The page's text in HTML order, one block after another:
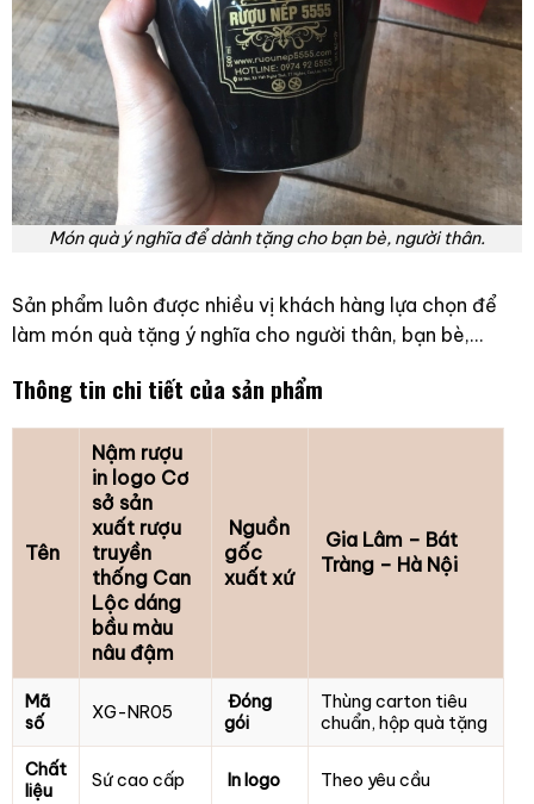
Món quà ý nghĩa để dành tặng cho bạn bè, người thân.
Sản phẩm luôn được nhiều vị khách hàng lựa chọn để
làm món quà tặng ý nghĩa cho người thân, bạn bè,…
Thông tin chi tiết của sản phẩm
Tên
Nậm rượu
in logo Cơ
sở sản
xuất rượu
truyền
thống Can
Lộc dáng
bầu màu
nâu đậm
Nguồn
gốc
xuất xứ
Gia Lâm – Bát
Tràng – Hà Nội
Mã
số
XG-NR05
Đóng
gói
Thùng carton tiêu
chuẩn, hộp quà tặng
Chất
liệu
Sứ cao cấp In logo Theo yêu cầu